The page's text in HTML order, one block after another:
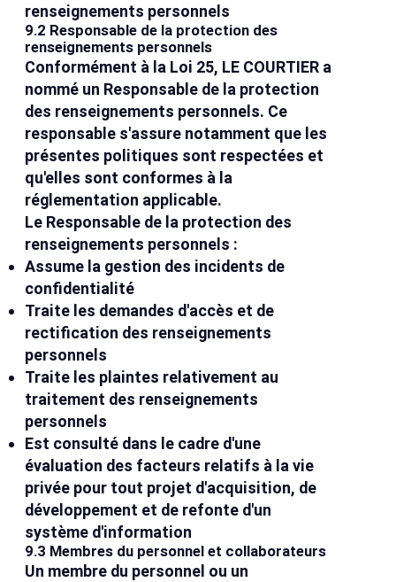
renseignements personnels
9.2 Responsable de la protection des
renseignements personnels
Conformément à la Loi 25, LE COURTIER a
nommé un Responsable de la protection
des renseignements personnels. Ce
responsable s'assure notamment que les
présentes politiques sont respectées et
qu'elles sont conformes à la
réglementation applicable.
Le Responsable de la protection des
renseignements personnels :
Assume la gestion des incidents de
confidentialité
Traite les demandes d'accès et de
rectification des renseignements
personnels
Traite les plaintes relativement au
traitement des renseignements
personnels
Est consulté dans le cadre d'une
évaluation des facteurs relatifs à la vie
privée pour tout projet d'acquisition, de
développement et de refonte d'un
système d'information
9.3 Membres du personnel et collaborateurs
Un membre du personnel ou un